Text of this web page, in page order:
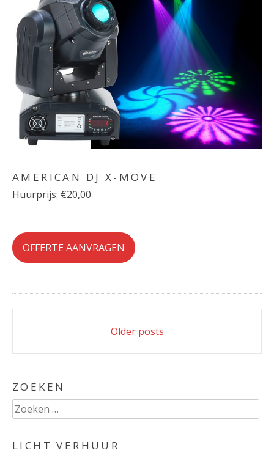
AMERICAN DJ X-MOVE
Huurprijs: €20,00
OFFERTE AANVRAGEN
Older posts
ZOEKEN
Zoeken
naar:
LICHT VERHUUR